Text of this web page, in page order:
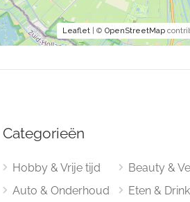
Leaflet| © OpenStreetMap
Categorieën
Hobby & Vrije tijd
Auto & Onderhoud
Beauty &
Eten &